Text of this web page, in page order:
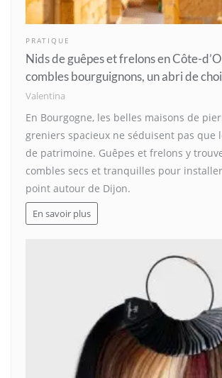
PRATIQUE
Nids de guêpes et frelons en Côte-
combles bourguignons, un abri de
Valentina
En Bourgogne, les belles maisons de
greniers spacieux ne séduisent pas que
de patrimoine. Guêpes et frelons y
combles secs et tranquilles pour
point autour de Dijon.
En savoir plus